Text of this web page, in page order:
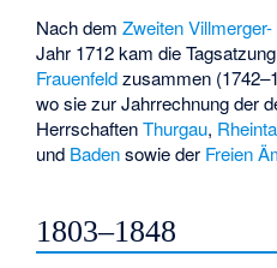
Nach demZweiten
Jahr 1712 kam die
Frauenfeldzusammen
wo sie zur Jahrrechnung der
HerrschaftenThurgau,
und Badensowie der Freien
1803–1848